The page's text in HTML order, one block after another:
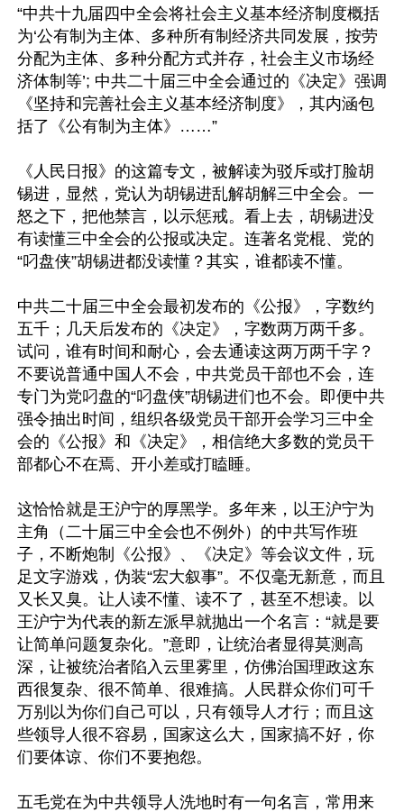
“中共十九届四中全会将社会主义基本经济制度概括
为‘公有制为主体、多种所有制经济共同发展，按劳
分配为主体、多种分配方式并存，社会主义市场经
济体制等’; 中共二十届三中全会通过的《决定》强调
《坚持和完善社会主义基本经济制度》，其内涵包
括了《公有制为主体》……”
《人民日报》的这篇专文，被解读为驳斥或打脸胡
锡进，显然，党认为胡锡进乱解胡解三中全会。一
怒之下，把他禁言，以示惩戒。看上去，胡锡进没
有读懂三中全会的公报或决定。连著名党棍、党的
“叼盘侠”胡锡进都没读懂？其实，谁都读不懂。
中共二十届三中全会最初发布的《公报》，字数约
五千；几天后发布的《决定》，字数两万两千多。
试问，谁有时间和耐心，会去通读这两万两千字？
不要说普通中国人不会，中共党员干部也不会，连
专门为党叼盘的“叼盘侠”胡锡进们也不会。即便中共
强令抽出时间，组织各级党员干部开会学习三中全
会的《公报》和《决定》，相信绝大多数的党员干
部都心不在焉、开小差或打瞌睡。
这恰恰就是王沪宁的厚黑学。多年来，以王沪宁为
主角（二十届三中全会也不例外）的中共写作班
子，不断炮制《公报》、《决定》等会议文件，玩
足文字游戏，伪装“宏大叙事”。不仅毫无新意，而且
又长又臭。让人读不懂、读不了，甚至不想读。以
王沪宁为代表的新左派早就抛出一个名言：“就是要
让简单问题复杂化。”意即，让统治者显得莫测高
深，让被统治者陷入云里雾里，仿佛治国理政这东
西很复杂、很不简单、很难搞。人民群众你们可千
万别以为你们自己可以，只有领导人才行；而且这
些领导人很不容易，国家这么大，国家搞不好，你
们要体谅、你们不要抱怨。
五毛党在为中共领导人洗地时有一句名言，常用来